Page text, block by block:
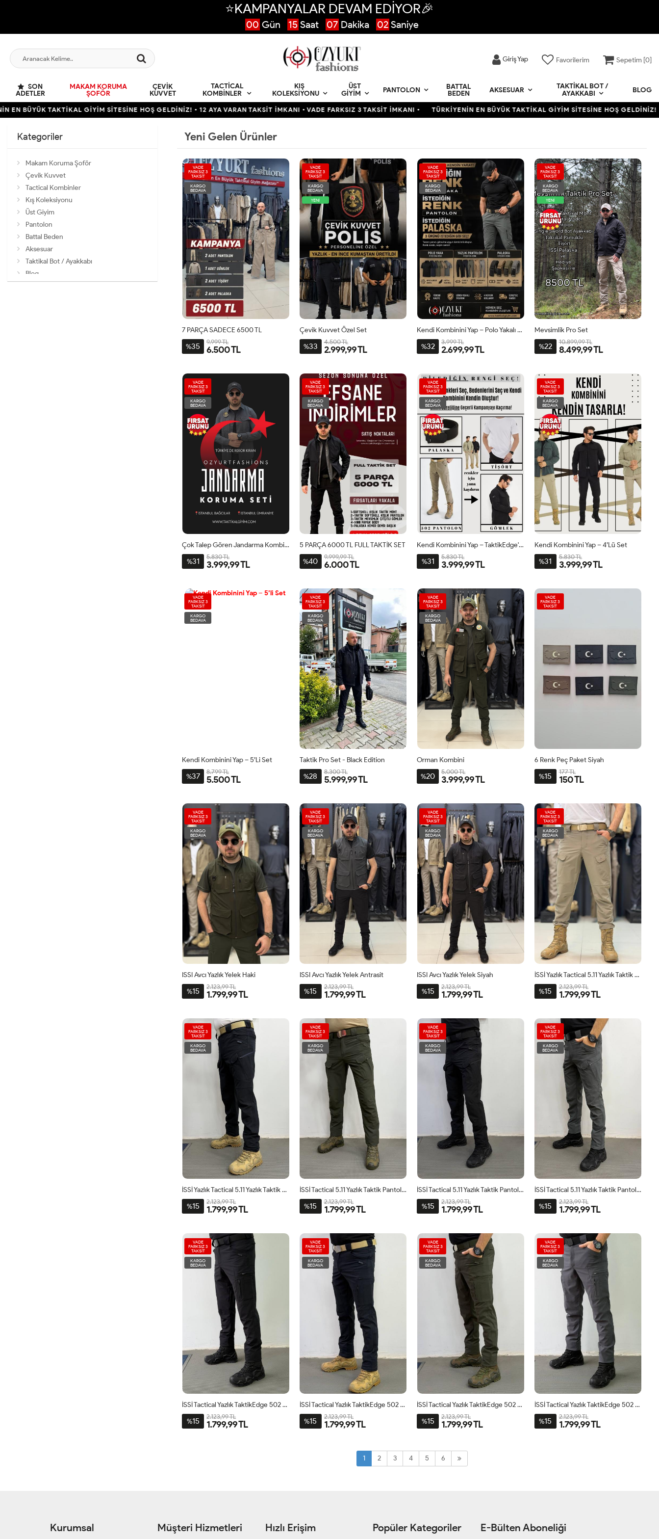
⭐KAMPANYALAR DEVAM EDİYOR🎉
00 Gün 15 Saat 07 Dakika 01 Saniye
Giriş Yap Favorilerim Sepetim [0]
SON
ADETLER
MAKAM KORUMA
ŞOFÖR
ÇEVIK
KUVVET
TACTICAL
KOMBINLER
KIŞ
KOLEKSIYONU
ÜST
GIYIM
PANTOLON
BATTAL
BEDEN
AKSESUAR
TAKTIKAL BOT /
AYAKKABI
BLOG
TAKTİKAL GİYİM SİTESİNE HOŞ GELDİNİZ! • 12 AYA VARAN TAKSİT İMKANI • VADE FARKSIZ 3 TAKSİT İMKANI • TÜRKİYENİN EN BÜYÜK TAKTİKAL GİYİM SİTESİNE HOŞ GELDİNİZ! • 12 AYA
Kategoriler
Makam Koruma Şoför
Çevik Kuvvet
Tactical Kombinler
Kış Koleksiyonu
Üst Giyim
Pantolon
Battal Beden
Aksesuar
Taktikal Bot / Ayakkabı
Blog
Yeni Gelen Ürünler
VADE
FARKSIZ 3
TAKSİT
KARGO
BEDAVA
7 PARÇA SADECE 6500 TL
%35 9.999 TL
6.500 TL
VADE
FARKSIZ 3
TAKSİT
KARGO
BEDAVA
YENİ
Çevik Kuvvet Özel Set
%33 4.500 TL
2.999,99 TL
VADE
FARKSIZ 3
TAKSİT
KARGO
BEDAVA
Kendi Kombinini Yap – Polo Yakalı 3’lü Set
%32 3.999 TL
2.699,99 TL
VADE
FARKSIZ 3
TAKSİT
KARGO
BEDAVA
YENİ
Mevsimlik Pro Set
%22 10.899,99 TL
8.499,99 TL
VADE
FARKSIZ 3
TAKSİT
KARGO
BEDAVA
Çok Talep Gören Jandarma Kombini
%31 5.830 TL
3.999,99 TL
VADE
FARKSIZ 3
TAKSİT
KARGO
BEDAVA
5 PARÇA 6000 TL FULL TAKTİK SET
%40 9.999,99 TL
6.000 TL
VADE
FARKSIZ 3
TAKSİT
KARGO
BEDAVA
Kendi Kombinini Yap – TaktikEdge'li 4’lü Set
%31 5.830 TL
3.999,99 TL
VADE
FARKSIZ 3
TAKSİT
KARGO
BEDAVA
Kendi Kombinini Yap – 4’lü Set
%31 5.830 TL
3.999,99 TL
VADE
FARKSIZ 3
TAKSİT
KARGO
BEDAVA
Kendi Kombinini Yap – 5’li Set
%37 8.799 TL
5.500 TL
VADE
FARKSIZ 3
TAKSİT
KARGO
BEDAVA
Taktik Pro Set - Black Edition
%28 8.300 TL
5.999,99 TL
VADE
FARKSIZ 3
TAKSİT
KARGO
BEDAVA
Orman Kombini
%20 5.000 TL
3.999,99 TL
VADE
FARKSIZ 3
TAKSİT
6 Renk Peç Paket Siyah
%15 177 TL
150 TL
VADE
FARKSIZ 3
TAKSİT
KARGO
BEDAVA
ISSI Avcı Yazlık Yelek Haki
%15 2.123,99 TL
1.799,99 TL
VADE
FARKSIZ 3
TAKSİT
KARGO
BEDAVA
ISSI Avcı Yazlık Yelek Antrasit
%15 2.123,99 TL
1.799,99 TL
VADE
FARKSIZ 3
TAKSİT
KARGO
BEDAVA
ISSI Avcı Yazlık Yelek Siyah
%15 2.123,99 TL
1.799,99 TL
VADE
FARKSIZ 3
TAKSİT
KARGO
BEDAVA
İSSİ Yazlık Tactical 5.11 Yazlık Taktik Pantolon Açık Çöl
%15 2.123,99 TL
1.799,99 TL
VADE
FARKSIZ 3
TAKSİT
KARGO
BEDAVA
İSSİ Yazlık Tactical 5.11 Yazlık Taktik Pantolon Lacivert
%15 2.123,99 TL
1.799,99 TL
VADE
FARKSIZ 3
TAKSİT
KARGO
BEDAVA
İSSİ Tactical 5.11 Yazlık Taktik Pantolon Haki
%15 2.123,99 TL
1.799,99 TL
VADE
FARKSIZ 3
TAKSİT
KARGO
BEDAVA
İSSİ Tactical 5.11 Yazlık Taktik Pantolon Siyah
%15 2.123,99 TL
1.799,99 TL
VADE
FARKSIZ 3
TAKSİT
KARGO
BEDAVA
İSSİ Tactical 5.11 Yazlık Taktik Pantolon Antrasit
%15 2.123,99 TL
1.799,99 TL
VADE
FARKSIZ 3
TAKSİT
KARGO
BEDAVA
İSSİ Tactical Yazlık TaktikEdge 502 Pantolon Siyah
%15 2.123,99 TL
1.799,99 TL
VADE
FARKSIZ 3
TAKSİT
KARGO
BEDAVA
İSSİ Tactical Yazlık TaktikEdge 502 Pantolon Lacivert
%15 2.123,99 TL
1.799,99 TL
VADE
FARKSIZ 3
TAKSİT
KARGO
BEDAVA
İSSİ Tactical Yazlık TaktikEdge 502 Pantolon Haki
%15 2.123,99 TL
1.799,99 TL
VADE
FARKSIZ 3
TAKSİT
KARGO
BEDAVA
İSSİ Tactical Yazlık TaktikEdge 502 Pantolon Antrasit
%15 2.123,99 TL
1.799,99 TL
1 2 3 4 5 6
Kurumsal Müşteri Hizmetleri Hızlı Erişim Popüler Kategoriler E-Bülten Aboneliği